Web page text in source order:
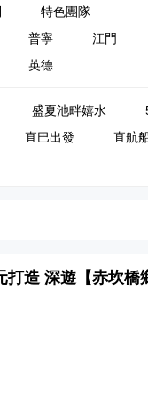
特色團隊
普寧 江門
英德
盛夏池畔嬉水
直巴出發 直航
造 深遊【赤坎橋